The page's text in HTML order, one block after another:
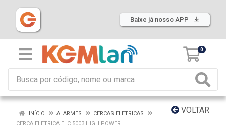
Baixe já nosso APP
0
VOLTAR
INÍCIO ALARMES
CERCAS ELETRICAS
CERCA ELETRICA ELC 5003 HIGH POWER